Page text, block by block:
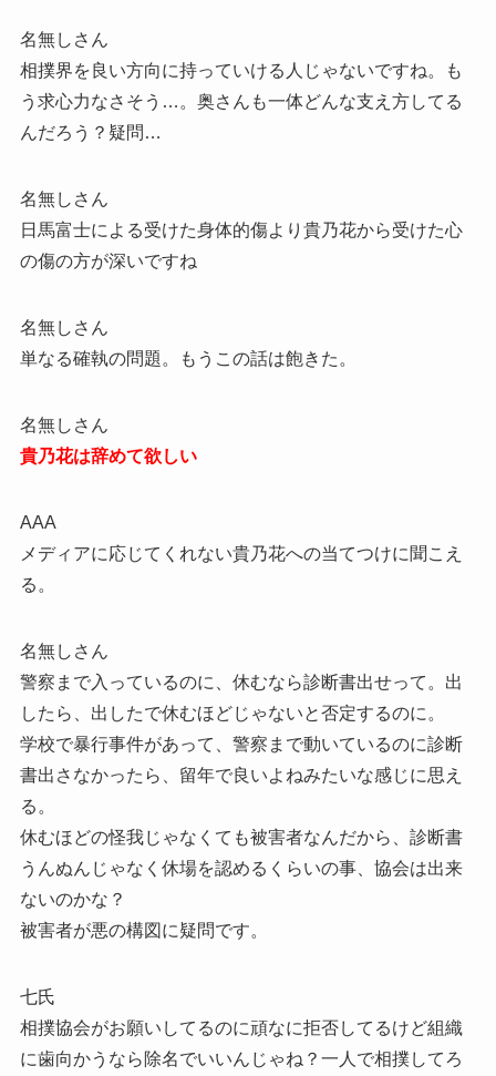
名無しさん
相撲界を良い方向に持っていける人じゃないですね。も
う求心力なさそう…。奥さんも一体どんな支え方してる
んだろう？疑問…
名無しさん
日馬富士による受けた身体的傷より貴乃花から受けた心
の傷の方が深いですね
名無しさん
単なる確執の問題。もうこの話は飽きた。
名無しさん
貴乃花は辞めて欲しい
AAA
メディアに応じてくれない貴乃花への当てつけに聞こえ
る。
名無しさん
警察まで入っているのに、休むなら診断書出せって。出
したら、出したで休むほどじゃないと否定するのに。
学校で暴行事件があって、警察まで動いているのに診断
書出さなかったら、留年で良いよねみたいな感じに思え
る。
休むほどの怪我じゃなくても被害者なんだから、診断書
うんぬんじゃなく休場を認めるくらいの事、協会は出来
ないのかな？
被害者が悪の構図に疑問です。
七氏
相撲協会がお願いしてるのに頑なに拒否してるけど組織
に歯向かうなら除名でいいんじゃね？一人で相撲してろ